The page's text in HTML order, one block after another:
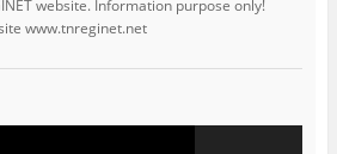
website. Information purpose only!
www.tnreginet.net